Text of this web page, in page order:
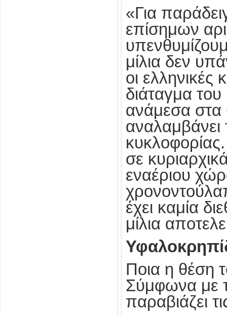
«Για
επίσημων
μίλια δεν
οι ελληνικές
διάταγμα
ανάμεσα στα
αναλαμβάνει
σε
εναέριου
έχει καμία
μίλια
Ποια η θέση
Σύμφωνα με
παραβιάζει